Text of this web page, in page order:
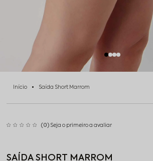
Início Saída Short Marrom
(0) Seja o primeiro a avaliar
SAÍDA SHORT MARROM